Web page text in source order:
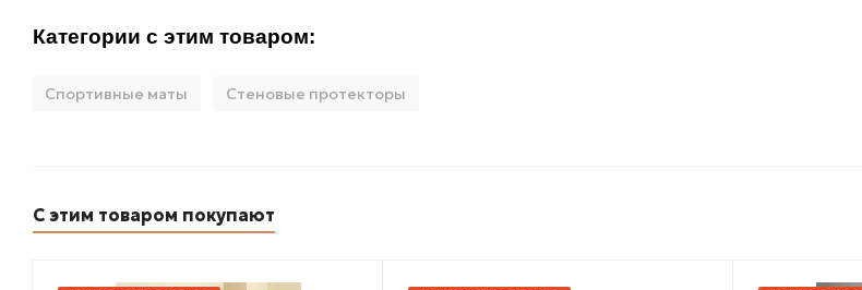
Категории с этим товаром:
Спортивные маты Стеновые протекторы
С этим товаром покупают